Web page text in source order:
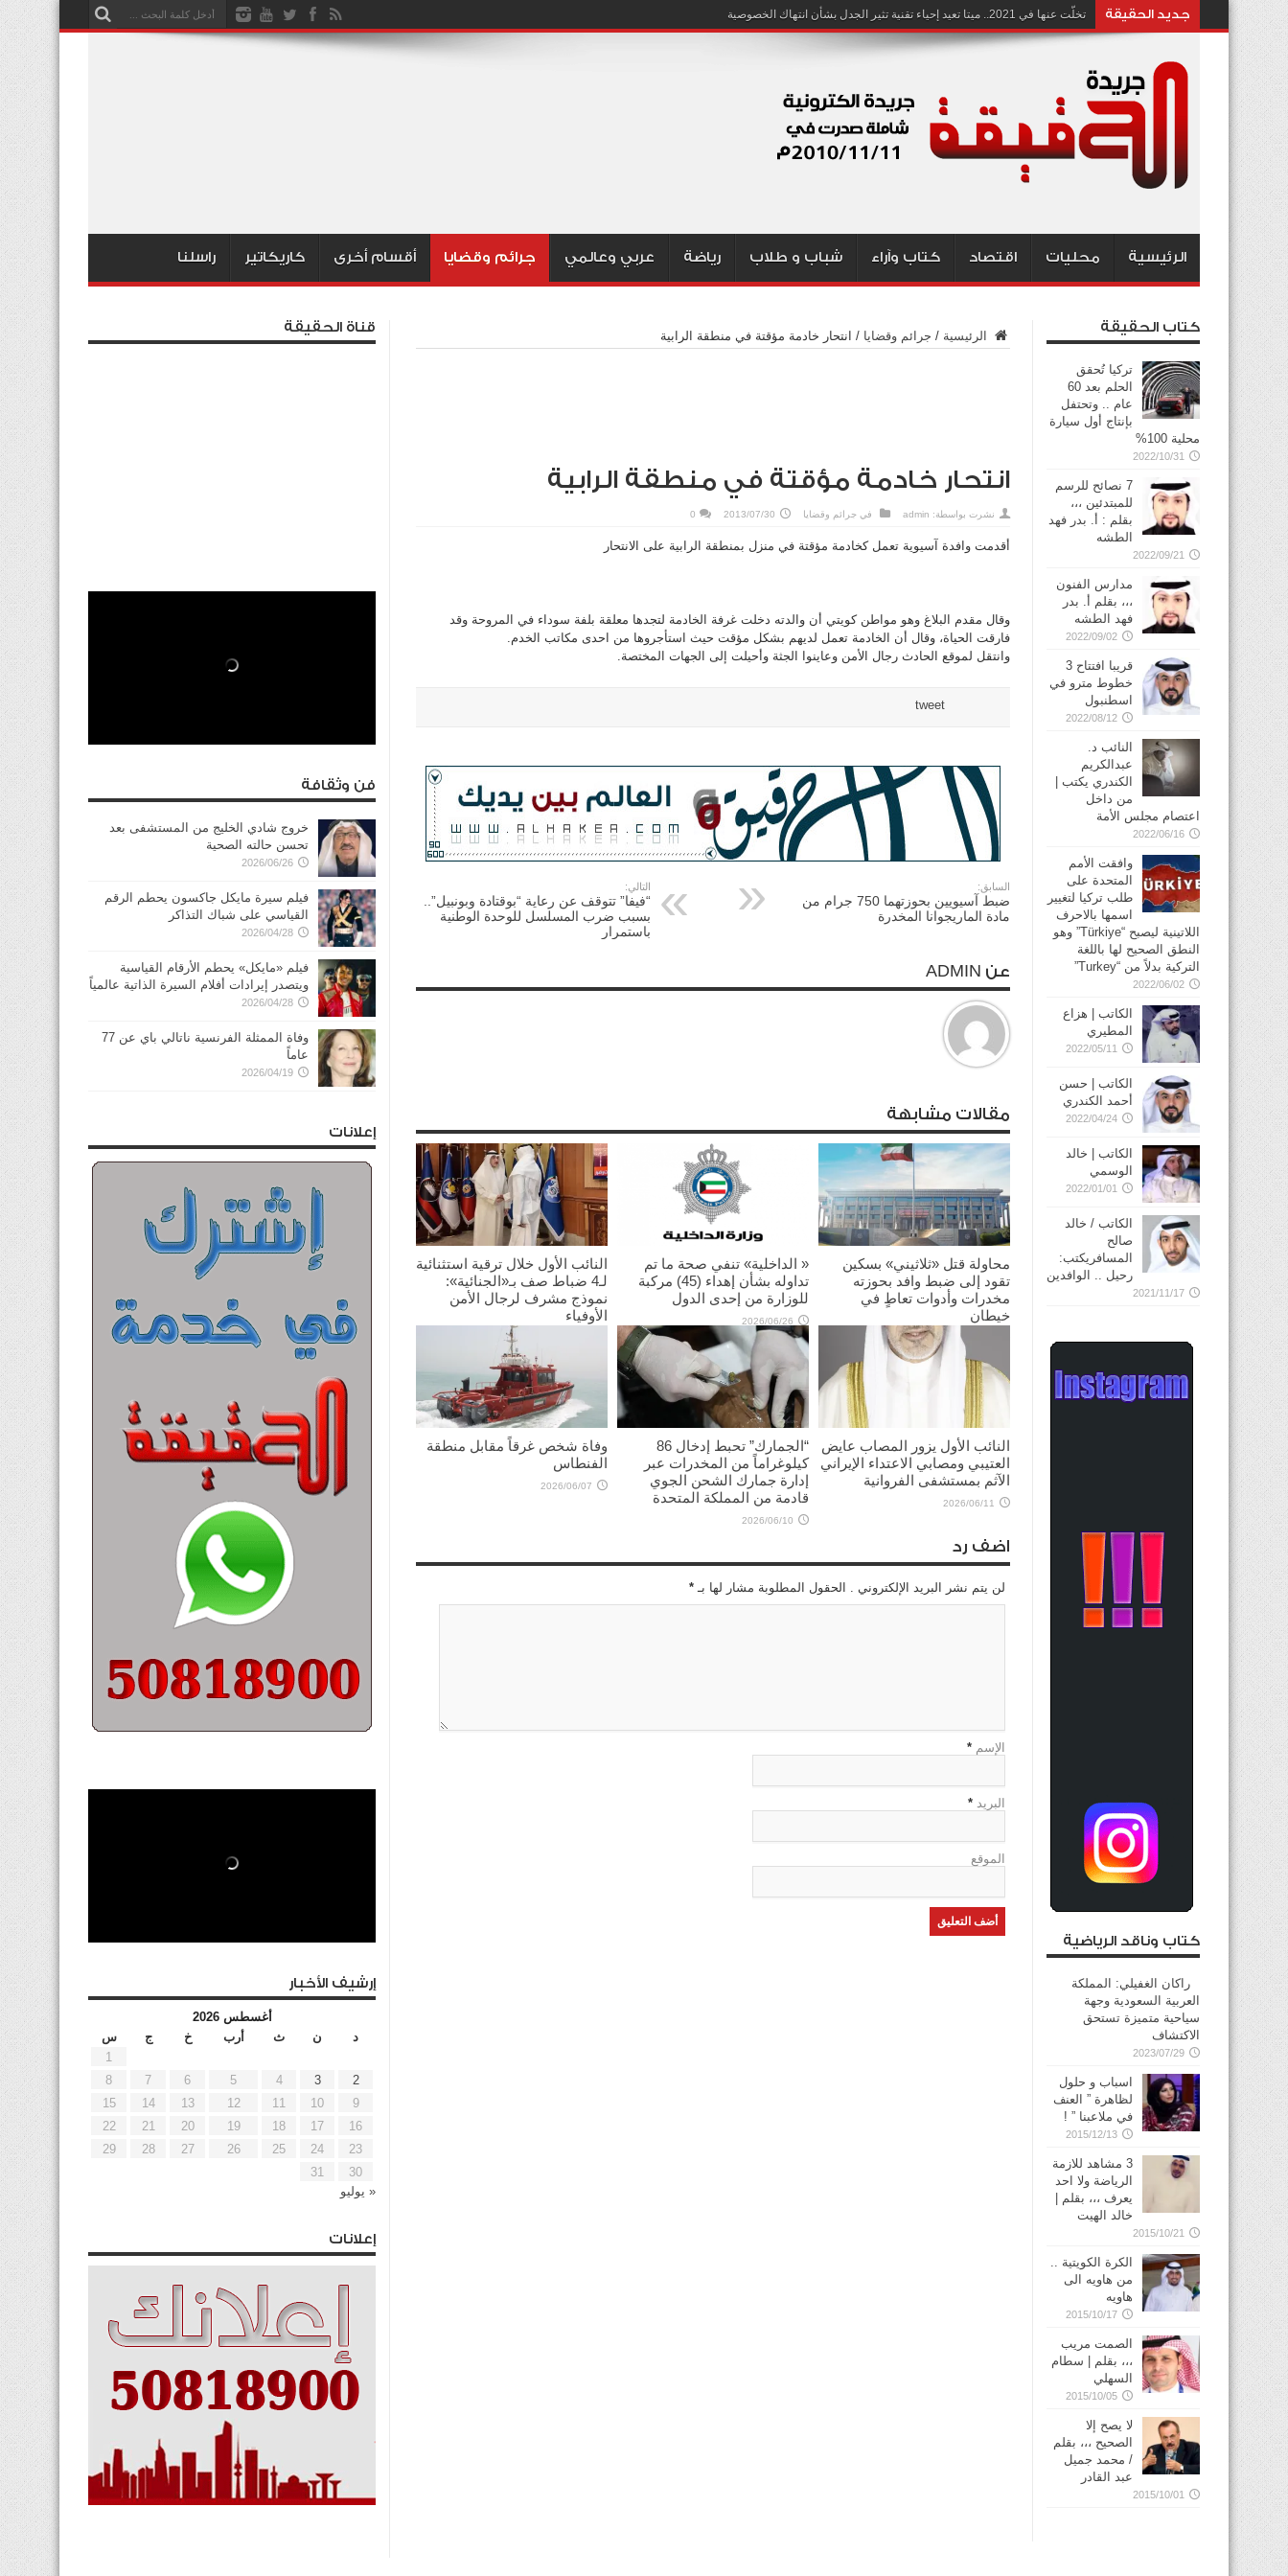
جديد الحقيقة تخلّت عنها في 2021.. ميتا تعيد إحياء تقنية تثير الجدل بشأن انتهاك الخصوصية
الرئيسية محليات اقتصاد كتاب وآراء شباب و طلاب رياضة عربي وعالمي جرائم وقضايا أقسام أخرى كاريكاتير راسلنا
الرئيسية / جرائم وقضايا / انتحار خادمة مؤقتة في منطقة الرابية
انتحار خادمة مؤقتة في منطقة الرابية
نشرت بواسطة: admin في جرائم وقضايا 2013/07/30
0
أقدمت وافدة آسيوية تعمل كخادمة مؤقتة في منزل بمنطقة الرابية على الانتحار
وقال مقدم البلاغ وهو مواطن كويتي أن والدته دخلت غرفة الخادمة لتجدها معلقة بلفة سوداء في المروحة وقد
فارقت الحياة، وقال أن الخادمة تعمل لديهم بشكل مؤقت حيث استأجروها من احدى مكاتب الخدم.
وانتقل لموقع الحادث رجال الأمن وعاينوا الجثة وأحيلت إلى الجهات المختصة.
tweet
السابق:
ضبط آسيويين بحوزتهما 750 جرام من
مادة الماريجوانا المخدرة
التالي:
“فيفا” تتوقف عن رعاية “بوقتادة وبونبيل”..
بسبب ضرب المسلسل للوحدة الوطنية
باستمرار
عن ADMIN
مقالات مشابهة
محاولة قتل «ثلاثيني» بسكين
تقود إلى ضبط وافد بحوزته
مخدرات وأدوات تعاطٍ في
خيطان
2026/06/26
« الداخلية» تنفي صحة ما تم
تداوله بشأن إهداء (45) مركبة
للوزارة من إحدى الدول
2026/06/26
النائب الأول خلال ترقية استثنائية
لـ4 ضباط صف بـ«الجنائية»:
نموذج مشرف لرجال الأمن
الأوفياء
النائب الأول يزور المصاب عايض
العتيبي ومصابي الاعتداء الإيراني
الآثم بمستشفى الفروانية
2026/06/11
“الجمارك” تحبط إدخال 86
كيلوغراماً من المخدرات عبر
إدارة جمارك الشحن الجوي
قادمة من المملكة المتحدة
2026/06/10
وفاة شخص غرقاً مقابل منطقة
الفنطاس
2026/06/07
اضف رد
لن يتم نشر البريد الإلكتروني . الحقول المطلوبة مشار لها بـ *
الإسم *
البريد *
الموقع
كتاب الحقيقة
تركيا تُحقق
الحلم بعد 60
عام .. وتحتفل
بإنتاج أول سيارة
محلية 100%
2022/10/31
7 نصائح للرسم
للمبتدئين ،،،
بقلم : أ. بدر فهد
الطشه
2022/09/21
مدارس الفنون
،،، بقلم أ. بدر
فهد الطشه
2022/09/02
قريبا افتتاح 3
خطوط مترو في
2022/08/12
النائب د.
عبدالكريم
الكندري يكتب |
من داخل
اعتصام مجلس الأمة
2022/06/16
وافقت الأمم
المتحدة على
طلب تركيا لتغيير
اسمها بالاحرف
اللاتينية ليصبح “Türkiye” وهو
النطق الصحيح لها باللغة
التركية بدلاً من “Turkey”
2022/06/02
الكاتب | هزاع
المطيري
2022/05/11
الكاتب | حسن
أحمد الكندري
2022/04/24
الكاتب | خالد
الوسمي
2022/01/01
الكاتب / خالد
صالح
المسافريكتب:
رحيل .. الوافدين
2021/11/17
كتاب وناقد الرياضية
راكان الغفيلي: المملكة
العربية السعودية وجهة
سياحية متميزة تستحق
الاكتشاف
2023/07/29
اسباب و حلول
لظاهرة ” العنف
في ملاعبنا ” !
2015/12/13
3 مشاهد للازمة
الرياضة ولا احد
يعرف ،،، بقلم |
خالد الهيت
2015/10/21
الكرة الكويتية ..
من هاويه الى
هاويه
2015/10/17
الصمت مريب
،،، بقلم | سطام
السهلي
2015/10/05
لا يصح إلا
الصحيح ،،، بقلم
/ محمد جميل
عبد القادر
2015/10/01
قناة الحقيقة
فن وثقافة
خروج شادي الخليج من المستشفى بعد
تحسن حالته الصحية
2026/06/26
فيلم سيرة مايكل جاكسون يحطم الرقم
القياسي على شباك التذاكر
2026/04/28
فيلم «مايكل» يحطم الأرقام القياسية
ويتصدر إيرادات أفلام السيرة الذاتية عالمياً
2026/04/28
وفاة الممثلة الفرنسية ناتالي باي عن 77
عاماً
2026/04/19
إعلانات
إرشيف الأخبار
أغسطس 2026
د
ن ث أرب خ ج
س
1
2
3
4
5
6
7
8
9
10
11
12
13
14
15
16
17
18
19
20
21
22
23
24
25
26
27
28
29
30
31
« يوليو
إعلانات